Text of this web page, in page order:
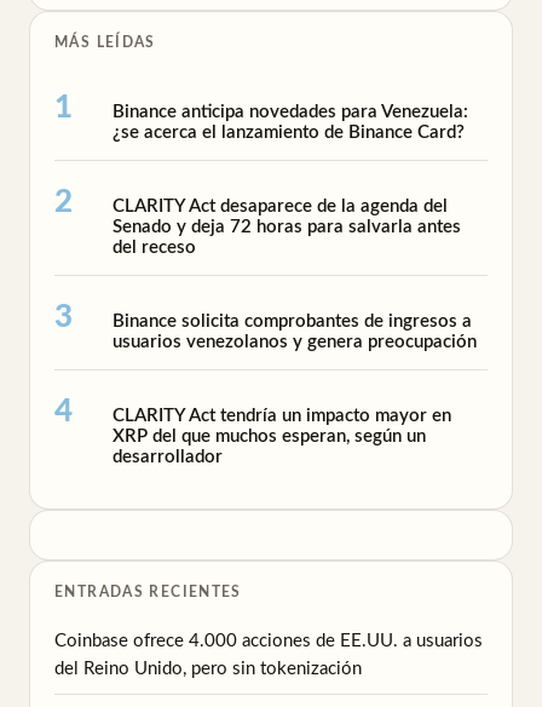
MÁS LEÍDAS
Binance anticipa novedades para Venezuela:
¿se acerca el lanzamiento de Binance Card?
CLARITY Act desaparece de la agenda del
Senado y deja 72 horas para salvarla antes
del receso
Binance solicita comprobantes de ingresos a
usuarios venezolanos y genera preocupación
CLARITY Act tendría un impacto mayor en
XRP del que muchos esperan, según un
desarrollador
ENTRADAS RECIENTES
Coinbase ofrece 4.000 acciones de EE.UU. a usuarios
del Reino Unido, pero sin tokenización